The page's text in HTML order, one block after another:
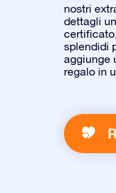
nostri
dettagli
splendidi
aggiunge
regalo in